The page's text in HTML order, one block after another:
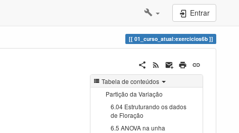
Entrar
01_curso_atual:exercicios6b
Tabela de conteúdos
Partição da Variação
6.04 Estruturando os dados
de Floração
6.5 ANOVA na unha